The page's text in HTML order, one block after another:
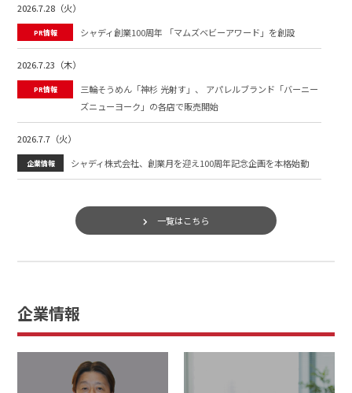
2026.7.28（火）
PR情報 シャディ創業100周年 「マムズベビーアワード」を創設
2026.7.23（木）
PR情報
三輪そうめん「神杉 光射す」、 アパレルブランド「バーニー
ズニューヨーク」の各店で販売開始
2026.7.7（火）
企業情報 シャディ株式会社、創業月を迎え100周年記念企画を本格始動
老舗甘納豆専門店「銀座鈴屋」が横浜高島屋に再登場！ 〜限
定フィナンシェ缶や夏限定商品を展開〜
一覧はこちら
企業情報